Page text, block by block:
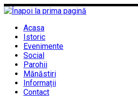
Sari
la
conținutAcasa
Istoric
Evenimente
Social
Parohii
Mănăstiri
Informații
Contact